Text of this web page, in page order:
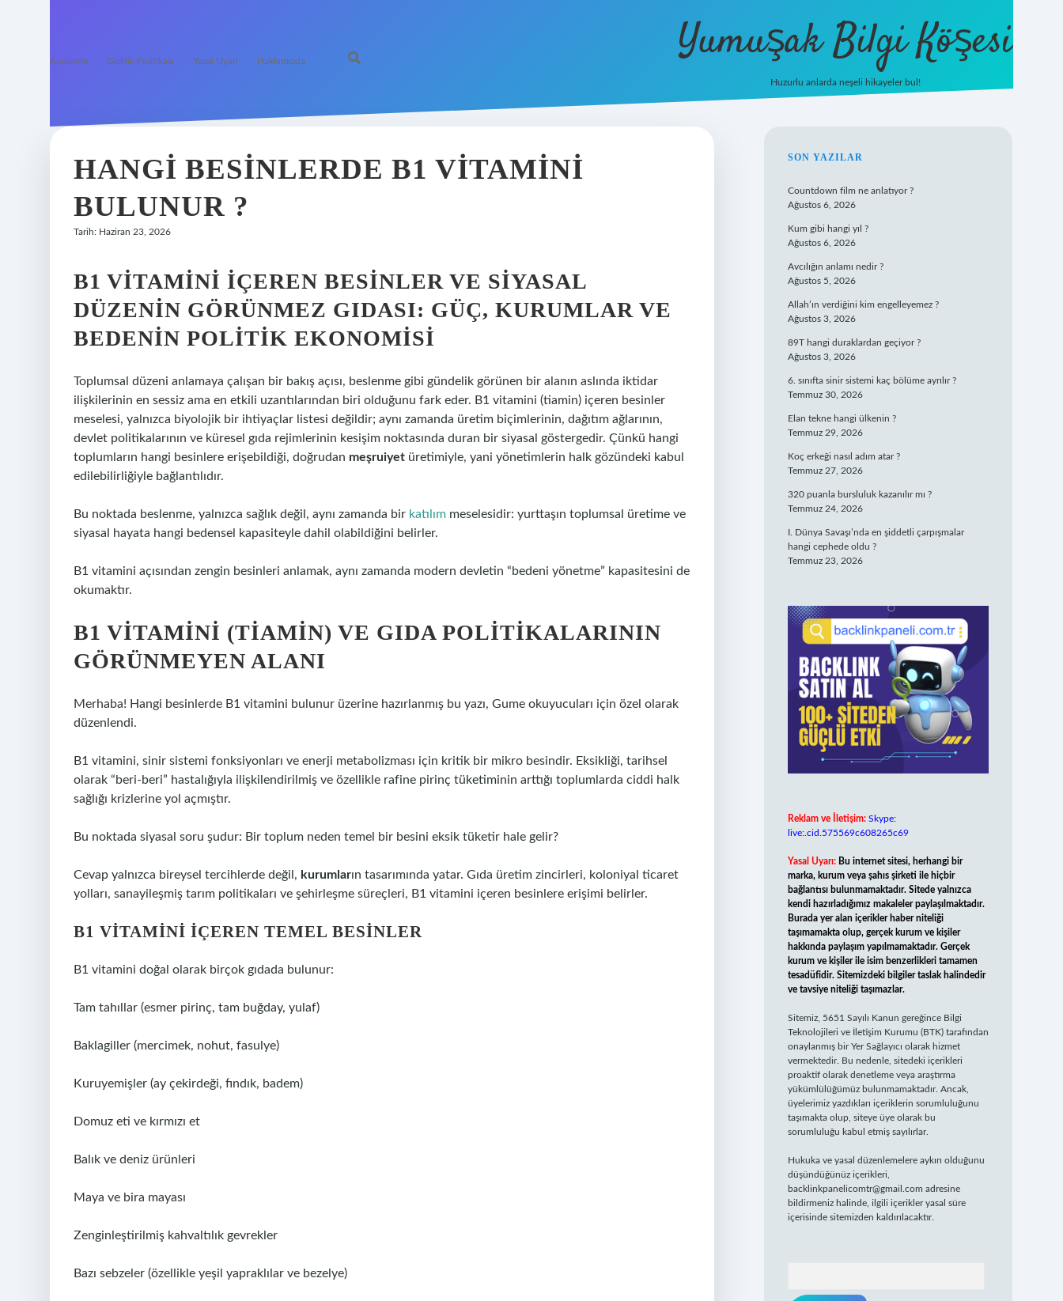
Anasayfa Gizlilik Politikası Yasal Uyarı Hakkımızda Yumuşak Bilgi Köşesi
Huzurlu anlarda neşeli hikayeler bul!
HANGI BESINLERDE B1 VITAMINI
BULUNUR ?
Tarih: Haziran 23, 2026
B1 VITAMINI İÇEREN BESINLER VE SIYASAL
DÜZENIN GÖRÜNMEZ GIDASI: GÜÇ, KURUMLAR VE
BEDENIN POLITIK EKONOMISI
Toplumsal düzeni anlamaya çalışan bir bakış açısı, beslenme gibi gündelik görünen bir alanın aslında iktidar
ilişkilerinin en sessiz ama en etkili uzantılarından biri olduğunu fark eder. B1 vitamini (tiamin) içeren besinler
meselesi, yalnızca biyolojik bir ihtiyaçlar listesi değildir; aynı zamanda üretim biçimlerinin, dağıtım ağlarının,
devlet politikalarının ve küresel gıda rejimlerinin kesişim noktasında duran bir siyasal göstergedir. Çünkü hangi
toplumların hangi besinlere erişebildiği, doğrudan meşruiyet üretimiyle, yani yönetimlerin halk gözündeki kabul
edilebilirliğiyle bağlantılıdır.
Bu noktada beslenme, yalnızca sağlık değil, aynı zamanda bir katılım meselesidir: yurttaşın toplumsal üretime ve
siyasal hayata hangi bedensel kapasiteyle dahil olabildiğini belirler.
B1 vitamini açısından zengin besinleri anlamak, aynı zamanda modern devletin “bedeni yönetme” kapasitesini de
okumaktır.
B1 VITAMINI (TIAMIN) VE GIDA POLITIKALARININ
GÖRÜNMEYEN ALANI
Merhaba! Hangi besinlerde B1 vitamini bulunur üzerine hazırlanmış bu yazı, Gume okuyucuları için özel olarak
düzenlendi.
B1 vitamini, sinir sistemi fonksiyonları ve enerji metabolizması için kritik bir mikro besindir. Eksikliği, tarihsel
olarak “beri-beri” hastalığıyla ilişkilendirilmiş ve özellikle rafine pirinç tüketiminin arttığı toplumlarda ciddi halk
sağlığı krizlerine yol açmıştır.
Bu noktada siyasal soru şudur: Bir toplum neden temel bir besini eksik tüketir hale gelir?
Cevap yalnızca bireysel tercihlerde değil, kurumların tasarımında yatar. Gıda üretim zincirleri, koloniyal ticaret
yolları, sanayileşmiş tarım politikaları ve şehirleşme süreçleri, B1 vitamini içeren besinlere erişimi belirler.
B1 VITAMINI IÇEREN TEMEL BESINLER
B1 vitamini doğal olarak birçok gıdada bulunur:
Tam tahıllar (esmer pirinç, tam buğday, yulaf)
Baklagiller (mercimek, nohut, fasulye)
Kuruyemişler (ay çekirdeği, fındık, badem)
Domuz eti ve kırmızı et
Balık ve deniz ürünleri
Maya ve bira mayası
Zenginleştirilmiş kahvaltılık gevrekler
Bazı sebzeler (özellikle yeşil yapraklılar ve bezelye)
SIDEBAR
SON YAZILAR
Countdown film ne anlatıyor ?
Ağustos 6, 2026
Kum gibi hangi yıl ?
Ağustos 6, 2026
Avcılığın anlamı nedir ?
Ağustos 5, 2026
Allah’ın verdiğini kim engelleyemez ?
Ağustos 3, 2026
89T hangi duraklardan geçiyor ?
Ağustos 3, 2026
6. sınıfta sinir sistemi kaç bölüme ayrılır ?
Temmuz 30, 2026
Elan tekne hangi ülkenin ?
Temmuz 29, 2026
Koç erkeği nasıl adım atar ?
Temmuz 27, 2026
320 puanla bursluluk kazanılır mı ?
Temmuz 24, 2026
I. Dünya Savaşı’nda en şiddetli çarpışmalar
hangi cephede oldu ?
Temmuz 23, 2026
Reklam ve İletişim: Skype:
live:.cid.575569c608265c69
Yasal Uyarı: Bu internet sitesi, herhangi bir
marka, kurum veya şahıs şirketi ile hiçbir
bağlantısı bulunmamaktadır. Sitede yalnızca
kendi hazırladığımız makaleler paylaşılmaktadır.
Burada yer alan içerikler haber niteliği
taşımamakta olup, gerçek kurum ve kişiler
hakkında paylaşım yapılmamaktadır. Gerçek
kurum ve kişiler ile isim benzerlikleri tamamen
tesadüfidir. Sitemizdeki bilgiler taslak halindedir
ve tavsiye niteliği taşımazlar.
Sitemiz, 5651 Sayılı Kanun gereğince Bilgi
Teknolojileri ve İletişim Kurumu (BTK) tarafından
onaylanmış bir Yer Sağlayıcı olarak hizmet
vermektedir. Bu nedenle, sitedeki içerikleri
proaktif olarak denetleme veya araştırma
yükümlülüğümüz bulunmamaktadır. Ancak,
üyelerimiz yazdıkları içeriklerin sorumluluğunu
taşımakta olup, siteye üye olarak bu
sorumluluğu kabul etmiş sayılırlar.
Hukuka ve yasal düzenlemelere aykırı olduğunu
düşündüğünüz içerikleri,
backlinkpanelicomtr@gmail.com adresine
bildirmeniz halinde, ilgili içerikler yasal süre
içerisinde sitemizden kaldırılacaktır.